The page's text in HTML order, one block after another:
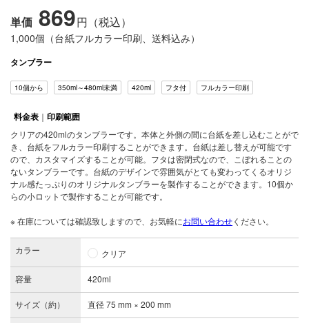
ー
ル
サ
ー
ビ
ス
FAQ
単価 869円（税込）
1,000個（台紙フルカラー印刷、送料込み）
タンブラー
10個から 350ml～480ml未満 420ml フタ付 フルカラー印刷
料金表 ｜ 印刷範囲
クリアの420mlのタンブラーです。本体と外側の間に台紙を差し込むことがで
き、台紙をフルカラー印刷することができます。台紙は差し替えが可能です
ので、カスタマイズすることが可能。フタは密閉式なので、こぼれることの
ないタンブラーです。台紙のデザインで雰囲気がとても変わってくるオリジ
ナル感たっぷりのオリジナルタンブラーを製作することができます。10個か
らの小ロットで製作することが可能です。
※ 在庫については確認致しますので、お気軽にお問い合わせください。
カラー クリア
容量 420ml
サイズ（約） 直径 75 mm × 200 mm